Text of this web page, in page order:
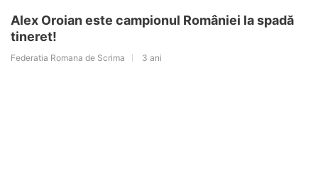
Alex Oroian este campionul României la spadă
tineret!
Federatia Romana de Scrima 3 ani